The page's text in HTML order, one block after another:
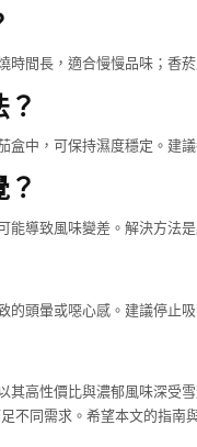
時間長，適合慢慢品味；香
盒中，可保持濕度穩定。建
能導致風味變差。解決方法
的頭暈或噁心感。建議停止
高性價比與濃郁風味深受
不同需求。希望本文的指南